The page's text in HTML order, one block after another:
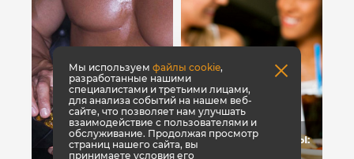
УГЛЕВОДЫ-УБИЙЦЫ:
ПОЧЕМУ МЫ
Мы используемфайлы cookie,
разработанные нашими
специалистами и третьими лицами,
для анализа событий на нашем веб-
сайте, что позволяет нам улучшать
взаимодействие с пользователями и
обслуживание. Продолжая просмотр
страниц нашего сайта, вы
принимаете условия его